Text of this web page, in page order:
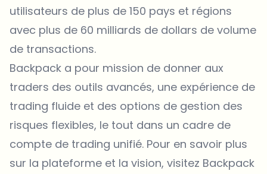
utilisateurs de plus de 150 pays et régions
avec plus de 60 milliards de dollars de volume
de transactions.
Backpack a pour mission de donner aux
traders des outils avancés, une expérience de
trading fluide et des options de gestion des
risques flexibles, le tout dans un cadre de
compte de trading unifié. Pour en savoir plus
sur la plateforme et la vision, visitez Backpack